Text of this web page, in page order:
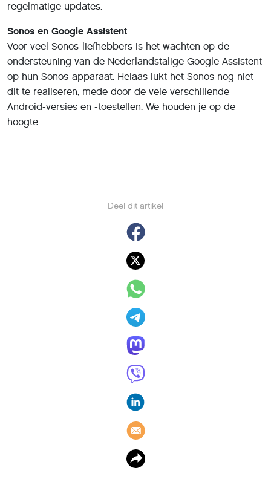
Deel dit artikel
regelmatige updates.
Sonos en Google Assistent
Voor veel Sonos-liefhebbers is het wachten op de
ondersteuning van de Nederlandstalige Google Assistent
op hun Sonos-apparaat. Helaas lukt het Sonos nog niet
dit te realiseren, mede door de vele verschillende
Android-versies en -toestellen. We houden je op de
hoogte.